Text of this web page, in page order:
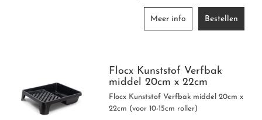
Meer info Bestellen
Flocx Kunststof Verfbak
middel 20cm x 22cm
Flocx Kunststof Verfbak middel 20cm x
22cm (voor 10-15cm roller)